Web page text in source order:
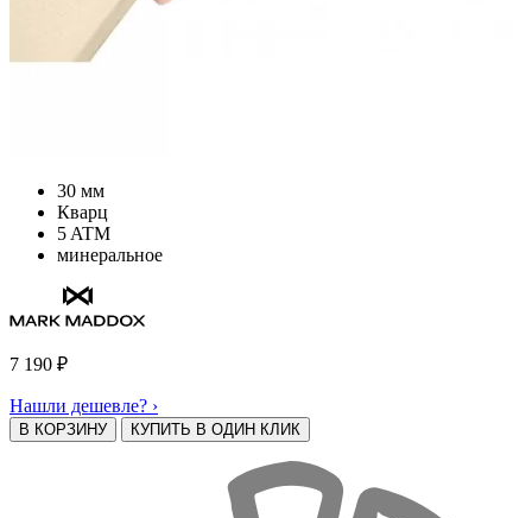
30 мм
Кварц
5 ATM
минеральное
7 190 ₽
Нашли дешевле? ›
В КОРЗИНУ КУПИТЬ В ОДИН КЛИК